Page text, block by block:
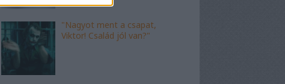
"Nagyot ment a csapat,
Viktor! Család jól van?"